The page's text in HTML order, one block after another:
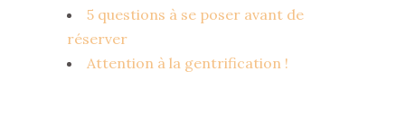
5 questions à se poser avant de
réserver
Attention à la gentrification !